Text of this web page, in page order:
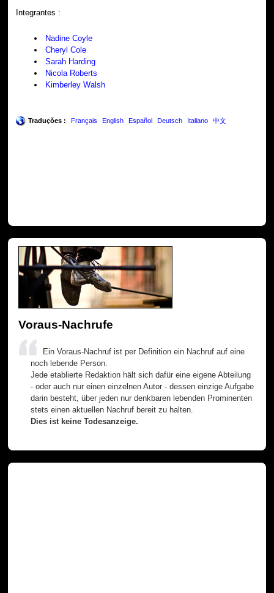
Integrantes :
Nadine Coyle
Cheryl Cole
Sarah Harding
Nicola Roberts
Kimberley Walsh
Traduções : Français English Español Deutsch Italiano 中文
Voraus-Nachrufe
Ein Voraus-Nachruf ist per Definition ein Nachruf auf eine
noch lebende Person.
Jede etablierte Redaktion hält sich dafür eine eigene Abteilung
- oder auch nur einen einzelnen Autor - dessen einzige Aufgabe
darin besteht, über jeden nur denkbaren lebenden Prominenten
stets einen aktuellen Nachruf bereit zu halten.
Dies ist keine Todesanzeige.